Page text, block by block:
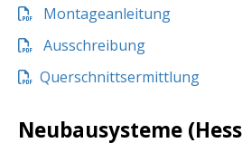
Montageanleitung
Ausschreibung
Querschnittsermittlung
Neubausysteme